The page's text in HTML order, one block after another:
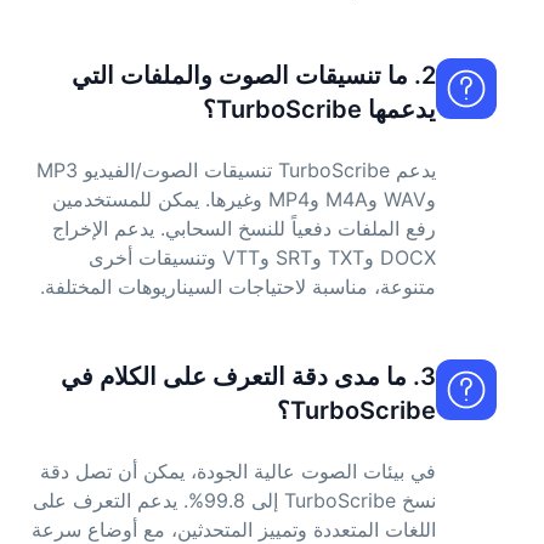
2. ما تنسيقات الصوت والملفات التي
يدعمها TurboScribe؟
يدعم TurboScribe تنسيقات الصوت/الفيديو MP3
وWAV وM4A وMP4 وغيرها. يمكن للمستخدمين
رفع الملفات دفعياً للنسخ السحابي. يدعم الإخراج
DOCX وTXT وSRT وVTT وتنسيقات أخرى
متنوعة، مناسبة لاحتياجات السيناريوهات المختلفة.
3. ما مدى دقة التعرف على الكلام في
TurboScribe؟
في بيئات الصوت عالية الجودة، يمكن أن تصل دقة
نسخ TurboScribe إلى 99.8%. يدعم التعرف على
اللغات المتعددة وتمييز المتحدثين، مع أوضاع سرعة